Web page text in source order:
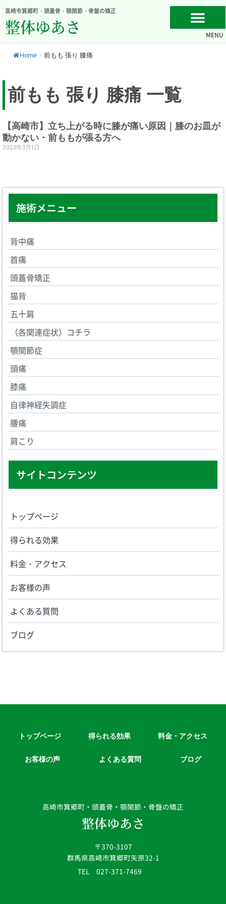
容
を
高崎市箕郷町・頭蓋骨・顎関節・骨盤の矯正
整体ゆあさ MENU
Home / 前もも 張り 膝痛
施術メニュー
背中痛
首痛
頭蓋骨矯正
猫背
五十肩
（各関連症状）コチラ
顎関節症
頭痛
膝痛
自律神経失調症
腰痛
肩こり
サイトコンテンツ
トップページ
得られる効果
料金・アクセス
お客様の声
よくある質問
ブログ
前もも 張り 膝痛 一覧
【高崎市】立ち上がる時に膝が痛い原因｜膝のお皿が
動かない・前ももが張る方へ
2023年3月1日
高崎市箕郷町・頭蓋骨・顎関節・骨盤の矯正
整体ゆあさ
〒370-3107
群馬県高崎市箕郷町矢原32-1
TEL 027-371-7469
トップページ 得られる効果 料金・アクセス
お客様の声 よくある質問 ブログ